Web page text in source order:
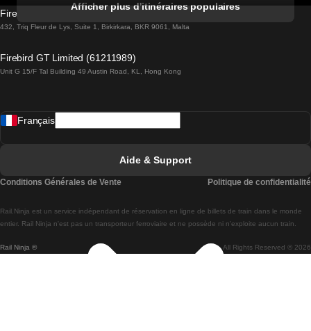
Trains de Lisbonne à Lagos
Trains de Lisbonne à Madrid
Trains de Lisbonne à Braga
Trains de Braga à Lisbonne
Afficher plus d'itinéraires populaires
Firebird GT Limited (OC 1451)
432, Triq Fleur de Lys, Suite 1, Birkirkara, BKR 9061, Malta
Firebird GT Limited (61211989)
Unit G 15/F Tal Building 49 Austin Road, KL, Hong Kong
Rail Ninja ® All Rights Reserved © 2026
Rail.Ninja est un service indépendant de réservation en ligne de billets de train dans le monde
entier. Rail Ninja n'est pas un transporteur ferroviaire et ne possède ni n'exploite aucun train.
Français
Aide & Support
Conditions Générales de Vente Politique de confidentialité